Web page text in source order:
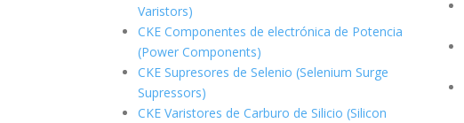
Varistors)
CKE Componentes de electrónica de Potencia
(Power Components)
CKE Supresores de Selenio (Selenium Surge
Supressors)
CKE Varistores de Carburo de Silicio (Silicon